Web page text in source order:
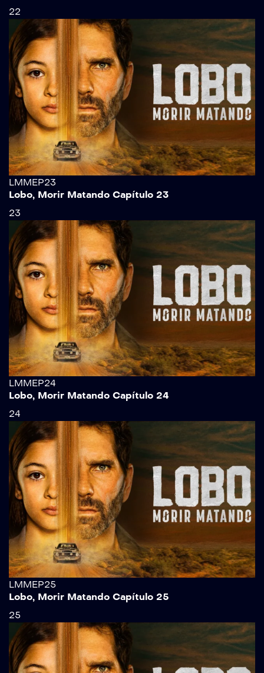
22
LMMEP23
Lobo, Morir Matando Capítulo 23
23
LMMEP24
Lobo, Morir Matando Capítulo 24
24
LMMEP25
Lobo, Morir Matando Capítulo 25
25